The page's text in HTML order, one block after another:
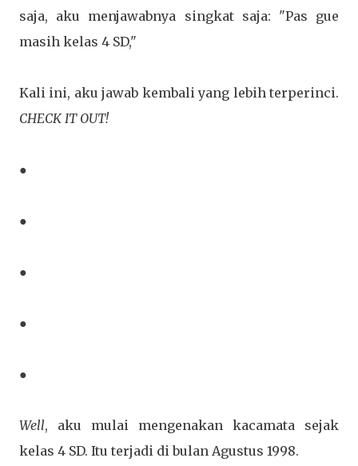
saja, aku menjawabnya singkat saja: "Pas gue
masih kelas 4 SD,"
Kali ini, aku jawab kembali yang lebih terperinci.
CHECK IT OUT!
●
●
●
●
●
Well, aku mulai mengenakan kacamata sejak
kelas 4 SD. Itu terjadi di bulan Agustus 1998.